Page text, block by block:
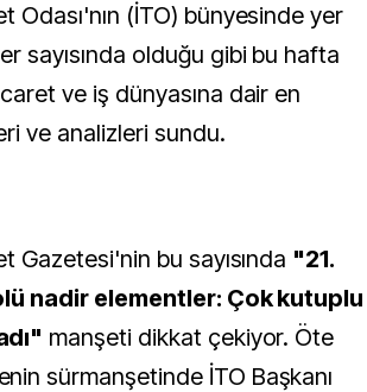
sayısında olduğu gibi bu hafta
ve iş dünyasına dair en
ve analizleri sundu.
Gazetesi'nin bu sayısında "21.
nadir elementler: Çok kutuplu
manşeti dikkat çekiyor. Öte
sürmanşetinde İTO Başkanı